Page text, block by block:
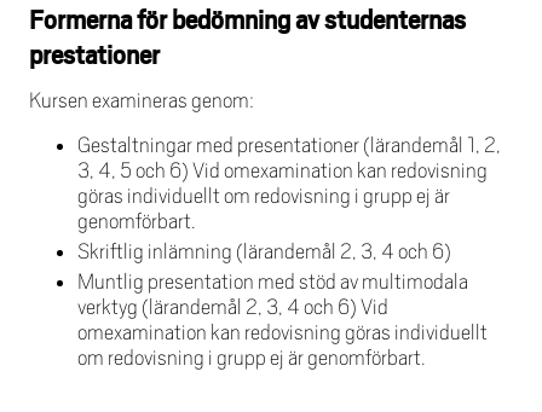
Formerna för bedömning av studenternas
prestationer
Kursen examineras genom:
Gestaltningar med presentationer (lärandemål 1, 2,
3, 4, 5 och 6) Vid omexamination kan redovisning
göras individuellt om redovisning i grupp ej är
genomförbart.
Skriftlig inlämning (lärandemål 2, 3, 4 och 6)
Muntlig presentation med stöd av multimodala
verktyg (lärandemål 2, 3, 4 och 6) Vid
omexamination kan redovisning göras individuellt
om redovisning i grupp ej är genomförbart.